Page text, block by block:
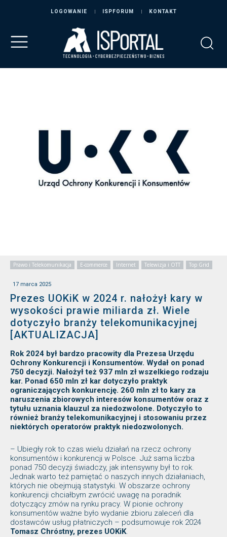
LOGOWANIE ISPFORUM KONTAKT
Prawo i Telekomunikacja E-commerce Internet Telewizja i OTT Top Grid
17 marca 2025
Prezes UOKiK w 2024 r. nałożył kary w
wysokości prawie miliarda zł. Wiele
dotyczyło branży telekomunikacyjnej
[AKTUALIZACJA]
Rok 2024 był bardzo pracowity dla Prezesa Urzędu
Ochrony Konkurencji i Konsumentów. Wydał on ponad
750 decyzji. Nałożył też 937 mln zł wszelkiego rodzaju
kar. Ponad 650 mln zł kar dotyczyło praktyk
ograniczających konkurencję. 260 mln zł to kary za
naruszenia zbiorowych interesów konsumentów oraz z
tytułu uznania klauzul za niedozwolone. Dotyczyło to
również branży telekomunikacyjnej i stosowaniu przez
niektórych operatorów praktyk niedozwolonych.
– Ubiegły rok to czas wielu działań na rzecz ochrony
konsumentów i konkurencji w Polsce. Już sama liczba
ponad 750 decyzji świadczy, jak intensywny był to rok.
Jednak warto też pamiętać o naszych innych działaniach,
których nie obejmują statystyki. W obszarze ochrony
konkurencji chciałbym zwrócić uwagę na poradnik
dotyczący zmów na rynku pracy. W pionie ochrony
konsumentów ważne było wydanie zbioru zaleceń dla
dostawców usług płatniczych – podsumowuje rok 2024
Tomasz Chróstny, prezes UOKiK.